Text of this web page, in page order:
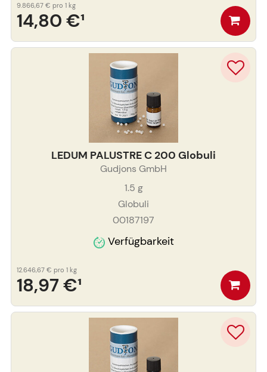
14,80 €¹
9.866,67 € pro 1 kg
LEDUM PALUSTRE C 200 Globuli
Gudjons GmbH
1.5 g
Globuli
00187197
Verfügbarkeit
18,97 €¹
12.646,67 € pro 1 kg